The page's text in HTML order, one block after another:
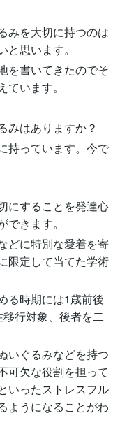
みを大切に持つのは
思います。
を書いてきたのでそ
います。
みはありますか？
持っています。今で
にすることを発達心
できます。
どに特別な愛着を寄
限定して当てた学術
る時期には1歳前後
行対象、後者を二
いぐるみなどを持つ
可欠な役割を担って
いったストレスフル
ようになることがわ